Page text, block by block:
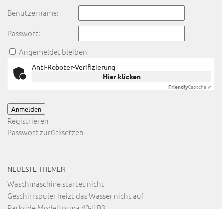
Benutzername:
Passwort:
Angemeldet bleiben
Anti-Roboter-Verifizierung
Hier klicken
FriendlyCaptcha ⇗
Anmelden
Registrieren
Passwort zurücksetzen
NEUESTE THEMEN
Waschmaschine startet nicht
Geschirrspüler heizt das Wasser nicht auf